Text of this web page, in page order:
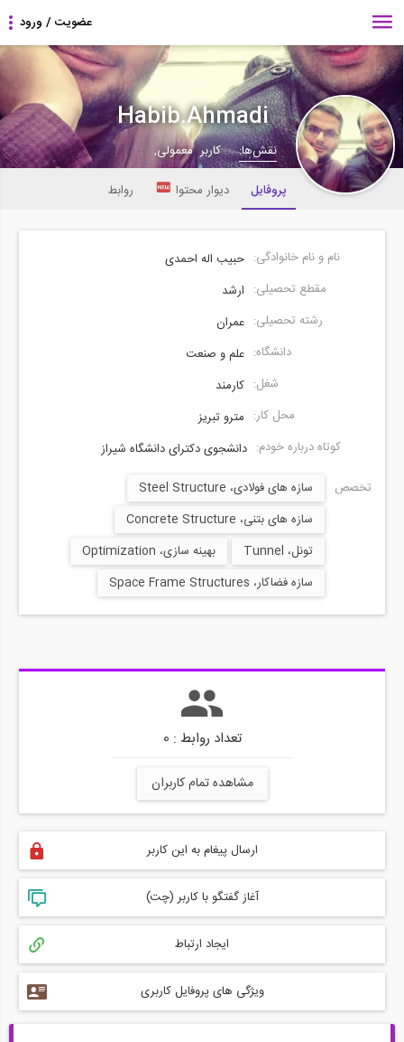
Habib.Ahmadi
نقش‌ها:
کاربر معمولی,
پروفایل
دیوار محتوا روابط
نام و نام خانوادگی: حبیب اله احمدی
مقطع تحصیلی: ارشد
رشته تحصیلی: عمران
دانشگاه: علم و صنعت
شغل: کارمند
محل کار: مترو تبریز
کوتاه درباره خودم: دانشجوی دکترای دانشگاه شیراز
تخصص ها:
سازه های فولادی، Steel Structure
سازه های بتنی، Concrete Structure
تونل، Tunnel
بهینه سازی، Optimization
سازه فضاکار، Space Frame Structures
تعداد روابط : 0
مشاهده تمام کاربران
ارسال پیغام به این کاربر
آغاز گفتگو با کاربر (چت)
ایجاد ارتباط
ویژگی های پروفایل کاربری